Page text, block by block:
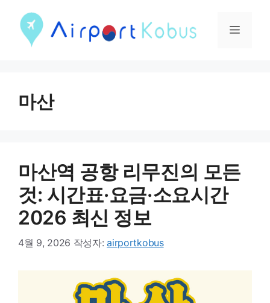
메
마산
마산역 공항 리무진의 모든
것: 시간표·요금·소요시간
2026 최신 정보
4월 9, 2026 작성자:airportkobus